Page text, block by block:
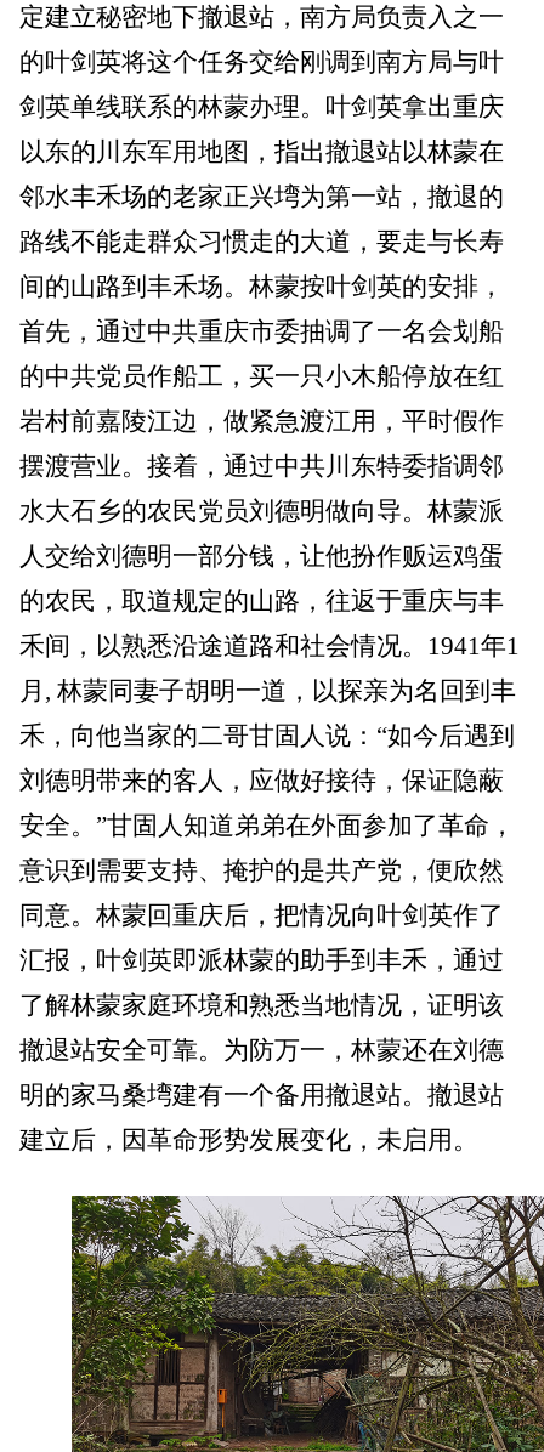
定建立秘密地下撤退站，南方局负责入之一
的叶剑英将这个任务交给刚调到南方局与叶
剑英单线联系的林蒙办理。叶剑英拿出重庆
以东的川东军用地图，指出撤退站以林蒙在
邻水丰禾场的老家正兴塆为第一站，撤退的
路线不能走群众习惯走的大道，要走与长寿
间的山路到丰禾场。林蒙按叶剑英的安排，
首先，通过中共重庆市委抽调了一名会划船
的中共党员作船工，买一只小木船停放在红
岩村前嘉陵江边，做紧急渡江用，平时假作
摆渡营业。接着，通过中共川东特委指调邻
水大石乡的农民党员刘德明做向导。林蒙派
人交给刘德明一部分钱，让他扮作贩运鸡蛋
的农民，取道规定的山路，往返于重庆与丰
禾间，以熟悉沿途道路和社会情况。1941年1
月, 林蒙同妻子胡明一道，以探亲为名回到丰
禾，向他当家的二哥甘固人说：“如今后遇到
刘德明带来的客人，应做好接待，保证隐蔽
安全。”甘固人知道弟弟在外面参加了革命，
意识到需要支持、掩护的是共产党，便欣然
同意。林蒙回重庆后，把情况向叶剑英作了
汇报，叶剑英即派林蒙的助手到丰禾，通过
了解林蒙家庭环境和熟悉当地情况，证明该
撤退站安全可靠。 为防万一，林蒙还在刘德
明的家马桑塆建有一个备用撤退站。 撤退站
建立后，因革命形势发展变化，未启用。